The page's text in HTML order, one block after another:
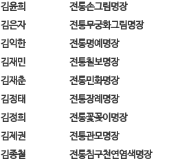
김윤희
전통손그림명장
김은자 전통무궁화그림명장
김익한
전통명예명장
김재민
전통칠보명장
김재춘 전통민화명장
김정태
전통장례명장
김정희
전통꽃꽂이명장
김제권
전통관모명장
김종철
전통침구천연염색명장